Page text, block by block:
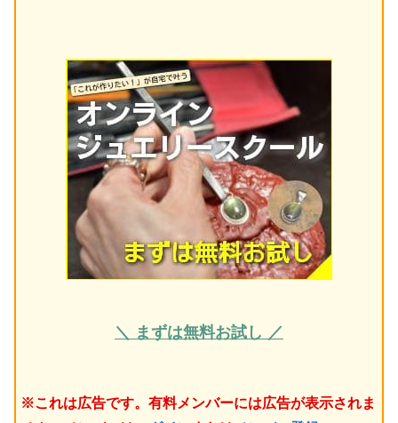
＼ まずは無料お試し ／
※これは広告です。有料メンバーには広告が表示されま